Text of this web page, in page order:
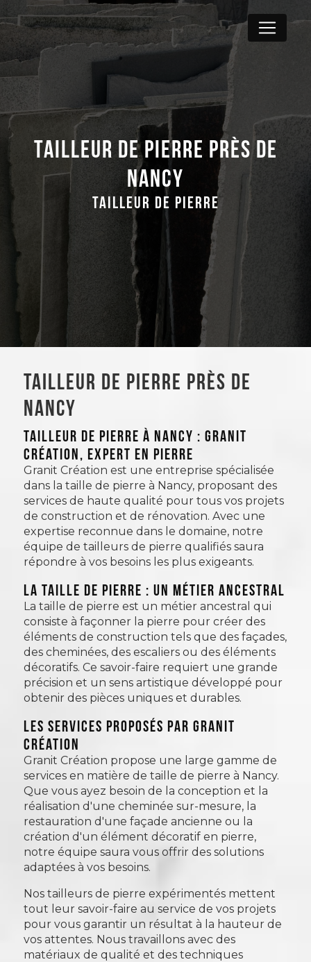
Tailleur de pierre près de
Nancy
Tailleur de pierre
Tailleur de pierre près de
Nancy
TAILLEUR DE PIERRE À NANCY : GRANIT
CRÉATION, EXPERT EN PIERRE
Granit Création est une entreprise spécialisée
dans la taille de pierre à Nancy, proposant des
services de haute qualité pour tous vos projets
de construction et de rénovation. Avec une
expertise reconnue dans le domaine, notre
équipe de tailleurs de pierre qualifiés saura
répondre à vos besoins les plus exigeants.
La taille de pierre : un métier ancestral
La taille de pierre est un métier ancestral qui
consiste à façonner la pierre pour créer des
éléments de construction tels que des façades,
des cheminées, des escaliers ou des éléments
décoratifs. Ce savoir-faire requiert une grande
précision et un sens artistique développé pour
obtenir des pièces uniques et durables.
Les services proposés par Granit
Création
Granit Création propose une large gamme de
services en matière de taille de pierre à Nancy.
Que vous ayez besoin de la conception et la
réalisation d'une cheminée sur-mesure, la
restauration d'une façade ancienne ou la
création d'un élément décoratif en pierre,
notre équipe saura vous offrir des solutions
adaptées à vos besoins.
Nos tailleurs de pierre expérimentés mettent
tout leur savoir-faire au service de vos projets
pour vous garantir un résultat à la hauteur de
vos attentes. Nous travaillons avec des
matériaux de qualité et des techniques
Panneau de gestion des cookies